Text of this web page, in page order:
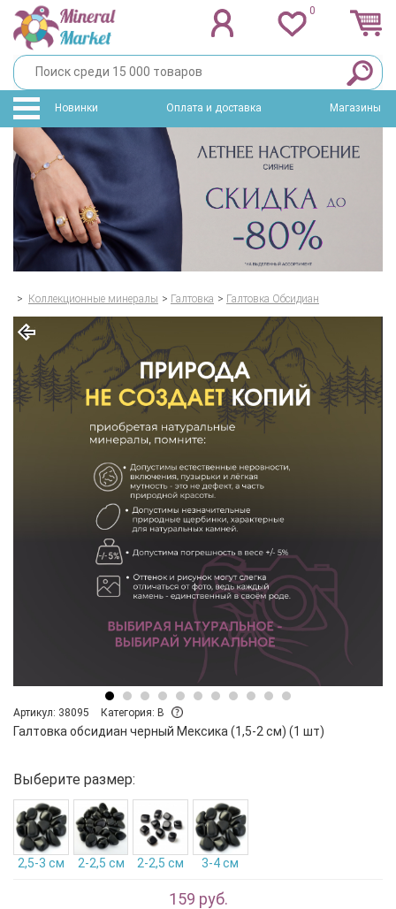
0
Новинки Оплата и доставка Магазины
> Коллекционные минералы > Галтовка > Галтовка Обсидиан
Артикул: 38095 Категория: B
Галтовка обсидиан черный Мексика (1,5-2 см) (1 шт)
Выберите размер:
2,5-3 см 2-2,5 см 2-2,5 см 3-4 см
159 руб.